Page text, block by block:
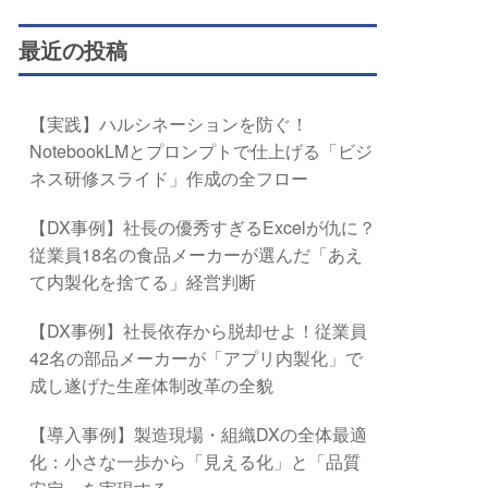
最近の投稿
【実践】ハルシネーションを防ぐ！
NotebookLMとプロンプトで仕上げる「ビジ
ネス研修スライド」作成の全フロー
【DX事例】社長の優秀すぎるExcelが仇に？
従業員18名の食品メーカーが選んだ「あえ
て内製化を捨てる」経営判断
【DX事例】社長依存から脱却せよ！従業員
42名の部品メーカーが「アプリ内製化」で
成し遂げた生産体制改革の全貌
【導入事例】製造現場・組織DXの全体最適
化：小さな一歩から「見える化」と「品質